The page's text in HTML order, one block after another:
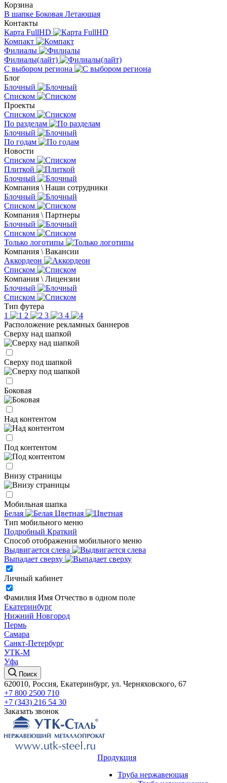
Корзина
В шапке Боковая Летающая
Контакты
Карта FullHD
Компакт
Филиалы
Филиалы(лайт)
С выбором региона
Блог
Блочный
Списком
Проекты
Списком
По разделам
Блочный
По годам
Новости
Списком
Плиткой
Блочный
Компания \ Наши сотрудники
Блочный
Списком
Компания \ Партнеры
Блочный
Списком
Только логотипы
Компания \ Вакансии
Аккордеон
Списком
Компания \ Лицензии
Блочный
Списком
Тип футера
1
2 3
4
Расположение рекламных баннеров
Сверху над шапкой
Сверху под шапкой
Боковая
Над контентом
Под контентом
Внизу страницы
Мобильная шапка
Белая
Цветная
Тип мобильного меню
Подробный Краткий
Способ отображения мобильного меню
Выдвигается слева
Выпадает сверху
Личный кабинет
Фамилия Имя Отчество в одном поле
Екатеринбург
Нижний Новгород
Пермь
Самара
Санкт-Петербург
УТК-М
Уфа
Поиск
620010, Россия, Екатеринбург, ул. Черняховского, 67
+7 800 2500 710
+7 (343) 216 54 30
Заказать звонок
Продукция
Труба нержавеющая